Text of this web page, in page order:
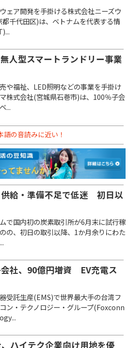
ェア開発を手掛ける株式会社ニーズウ
都千代田区)は、ベトナムを代表する情
人型スマートランドリー事業
や福祉、LED照明などの事業を手掛け
株式会社(宮城県石巻市)は、100％子会
...
の音読みに近い！
供給・準備不足で低迷 初日以
で国内初の炭素取引所が6月末に試行稼
の、初日の取引以降、1か月余りにわた
社、90億円増資 EV充電ス
受託生産(EMS)で世界最大手の台湾フ
ン・テクノロジー・グループ(Foxconn
ハイテク企業向け用地を優